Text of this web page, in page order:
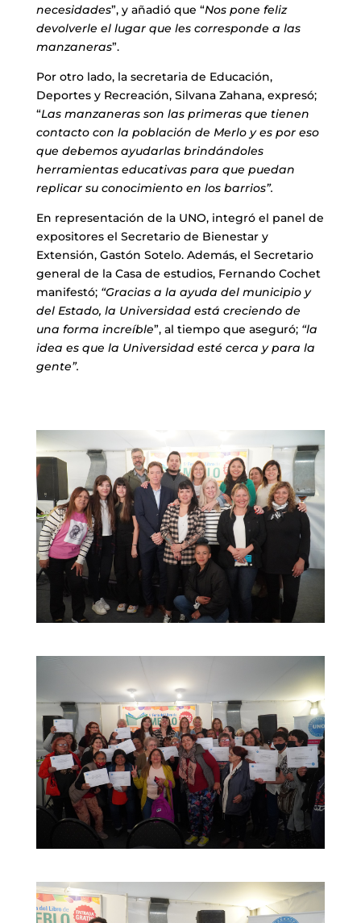
necesidades”, y añadió que “Nos pone feliz
devolverle el lugar que les corresponde a las
manzaneras”.
Por otro lado, la secretaria de Educación,
Deportes y Recreación, Silvana Zahana, expresó;
“Las manzaneras son las primeras que tienen
contacto con la población de Merlo y es por eso
que debemos ayudarlas brindándoles
herramientas educativas para que puedan
replicar su conocimiento en los barrios”.
En representación de la UNO, integró el panel de
expositores el Secretario de Bienestar y
Extensión, Gastón Sotelo. Además, el Secretario
general de la Casa de estudios, Fernando Cochet
manifestó; “Gracias a la ayuda del municipio y
del Estado, la Universidad está creciendo de
una forma increíble”, al tiempo que aseguró; “la
idea es que la Universidad esté cerca y para la
gente”.